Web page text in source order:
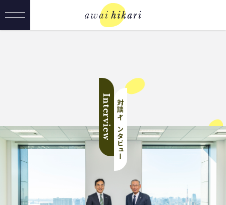
Interview対談・インタビュー